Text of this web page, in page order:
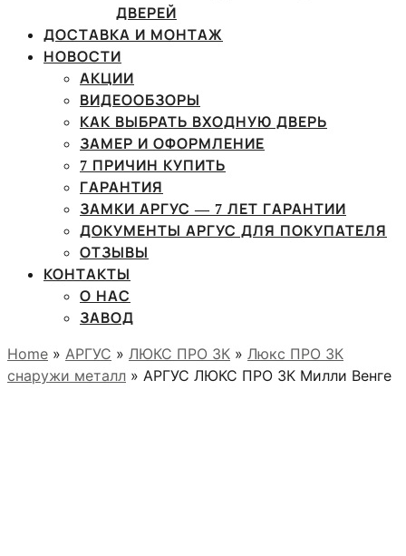
ДВЕРЕЙ
ДОСТАВКА И МОНТАЖ
НОВОСТИ
АКЦИИ
ВИДЕООБЗОРЫ
КАК ВЫБРАТЬ ВХОДНУЮ ДВЕРЬ
ЗАМЕР И ОФОРМЛЕНИЕ
7 ПРИЧИН КУПИТЬ
ГАРАНТИЯ
ЗАМКИ АРГУС — 7 ЛЕТ ГАРАНТИИ
ДОКУМЕНТЫ АРГУС ДЛЯ ПОКУПАТЕЛЯ
ОТЗЫВЫ
КОНТАКТЫ
О НАС
ЗАВОД
Home » АРГУС » ЛЮКС ПРО 3К » Люкс ПРО 3К
снаружи металл » АРГУС ЛЮКС ПРО 3К Милли Венге